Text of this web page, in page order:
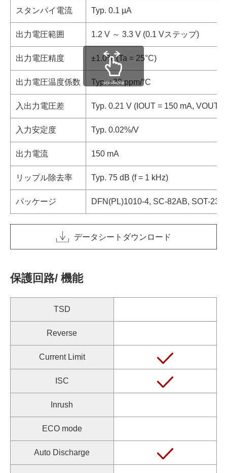
スタンバイ電流 Typ. 0.1 µA
出力電圧範囲 1.2 V ～ 3.3 V (0.1 Vステップ)
出力電圧精度 ±1.0% (Ta = 25°C)
出力電圧温度係数 Typ. ±30 ppm/°C
入出力電圧差 Typ. 0.21 V (IOUT = 150 mA, VOUT
入力安定度 Typ. 0.02%/V
出力電流 150 mA
リップル除去率 Typ. 75 dB (f = 1 kHz)
パッケージ DFN(PL)1010-4, SC-82AB, SOT-23-5
scrollable
データシートダウンロード
保護回路/ 機能
TSD
Reverse
Current Limit
ISC
Inrush
ECO mode
Auto Discharge